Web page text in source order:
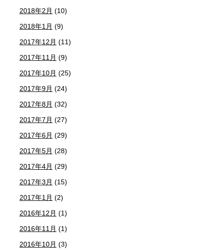
2018年2月 (10)
2018年1月 (9)
2017年12月 (11)
2017年11月 (9)
2017年10月 (25)
2017年9月 (24)
2017年8月 (32)
2017年7月 (27)
2017年6月 (29)
2017年5月 (28)
2017年4月 (29)
2017年3月 (15)
2017年1月 (2)
2016年12月 (1)
2016年11月 (1)
2016年10月 (3)